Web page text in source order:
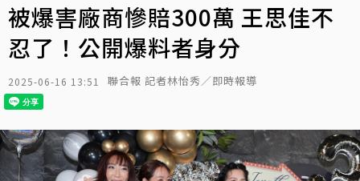
被爆害廠商慘賠300萬 王思佳不
忍了！公開爆料者身分
2025-06-16 13:51 聯合報 記者林怡秀／即時報導